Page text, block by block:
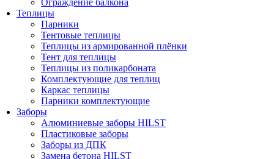
Ограждение балкона
Теплицы
Парники
Тентовые теплицы
Теплицы из армированной плёнки
Тент для теплицы
Теплицы из поликарбоната
Комплектующие для теплиц
Каркас теплицы
Парники комплектующие
Заборы
Алюминиевые заборы HILST
Пластиковые заборы
Заборы из ДПК
Замена бетона HILST